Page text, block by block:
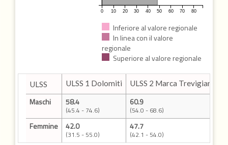
0 10 20 30 40 50 60 70 80
Inferiore al valore regionale
In linea con il valore
regionale
Superiore al valore regionale
ULSS ULSS 1 Dolomiti ULSS 2 Marca Trevigiana
Maschi 58.4
(45.4 - 74.6)
60.9
(54.0 - 68.6)
Femmine 42.0
(31.5 - 55.0)
47.7
(42.1 - 54.0)